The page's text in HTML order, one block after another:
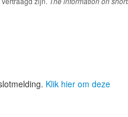
Klik hier om deze